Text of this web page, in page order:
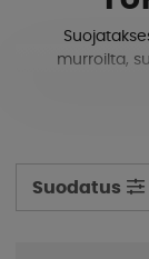
murroilta,
useita
syyllisiä, jotka
jotka voivat
Suodatus